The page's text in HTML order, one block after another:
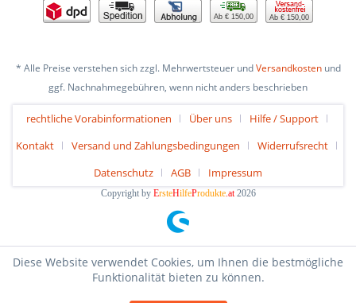
Ab € 150,00 Ab € 150,00
* Alle Preise verstehen sich zzgl. Mehrwertsteuer undVersandkostenund
ggf. Nachnahmegebühren, wenn nicht anders beschrieben
rechtliche Vorabinformationen Über uns
Hilfe / Support
Kontakt
Versand und Zahlungsbedingungen
Widerrufsrecht
Datenschutz
AGB Impressum
Copyright by ErsteHilfeProdukte.at2026
Diese Website verwendet Cookies, um Ihnen die bestmögliche
Funktionalität bieten zu können.